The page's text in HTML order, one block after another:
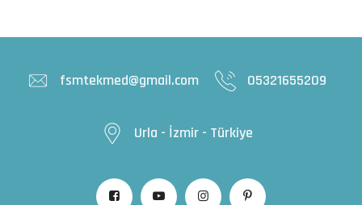
fsmtekmed@gmail.com 05321655209
Urla - İzmir - Türkiye